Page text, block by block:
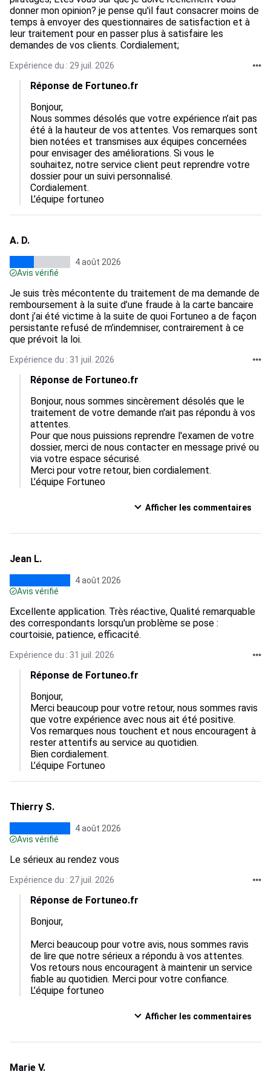
donner mon opinion? je pense qu'il faut consacrer moins de
temps à envoyer des questionnaires de satisfaction et à
leur traitement pour en passer plus à satisfaire les
demandes de vos clients. Cordialement;
Expérience du : 29 juil. 2026
Réponse de Fortuneo.fr
Bonjour,
Nous sommes désolés que votre expérience n’ait pas
été à la hauteur de vos attentes. Vos remarques sont
bien notées et transmises aux équipes concernées
pour envisager des améliorations. Si vous le
souhaitez, notre service client peut reprendre votre
dossier pour un suivi personnalisé.
Cordialement.
L’équipe fortuneo
A. D.
4 août 2026
Avis vérifié
Je suis très mécontente du traitement de ma demande de
remboursement à la suite d’une fraude à la carte bancaire
dont j’ai été victime à la suite de quoi Fortuneo a de façon
persistante refusé de m’indemniser, contrairement à ce
que prévoit la loi.
Expérience du : 31 juil. 2026
Réponse de Fortuneo.fr
Bonjour, nous sommes sincèrement désolés que le
traitement de votre demande n'ait pas répondu à vos
attentes.
Pour que nous puissions reprendre l'examen de votre
dossier, merci de nous contacter en message privé ou
via votre espace sécurisé.
Merci pour votre retour, bien cordialement.
L’équipe Fortuneo
Afficher les commentaires
Jean L.
4 août 2026
Avis vérifié
Excellente application. Très réactive, Qualité remarquable
des correspondants lorsqu'un problème se pose :
courtoisie, patience, efficacité.
Expérience du : 31 juil. 2026
Réponse de Fortuneo.fr
Bonjour,
Merci beaucoup pour votre retour, nous sommes ravis
que votre expérience avec nous ait été positive.
Vos remarques nous touchent et nous encouragent à
rester attentifs au service au quotidien.
Bien cordialement.
L’équipe Fortuneo
Thierry S.
4 août 2026
Avis vérifié
Le sérieux au rendez vous
Expérience du : 27 juil. 2026
Réponse de Fortuneo.fr
Bonjour,
Merci beaucoup pour votre avis, nous sommes ravis
de lire que notre sérieux a répondu à vos attentes.
Vos retours nous encouragent à maintenir un service
fiable au quotidien. Merci pour votre confiance.
L’équipe fortuneo
Afficher les commentaires
Marie V.